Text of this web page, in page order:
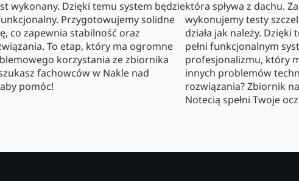
wykonany. Dzięki temu system będzie
Przygotowujemy solidne
co zapewnia stabilność oraz
To etap, który ma ogromne
korzystania ze zbiornika
fachowców w Nakle nad
pomóc!
która spływa z dachu.
wykonujemy testy
działa jak należy.
pełni funkcjonalnym
profesjonalizmu, który
innych problemów
rozwiązania? Zbiornik
Notecią spełni Twoje